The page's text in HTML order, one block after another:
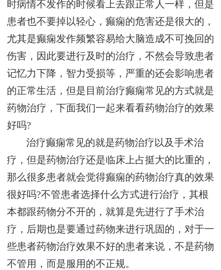
时病情不发作的时候看上去跟正常人一样，但是
患者也不要掉以轻心，癫痫的危害还是很大的，
尤其是癫痫发作频繁容易给大脑造成不可挽回的
伤害，因此要进行及时的治疗，不然会导致患者
记忆力下降，智力受损等，严重的还会影响患者
的正常生活，但是目前治疗癫痫常见的方式就是
药物治疗，下面我们一起来看看药物治疗的效果
好吗?
治疗癫痫常见的就是药物治疗以及手术治
疗，但是药物治疗还是临床上占挺大的比重的，
那么很多患者就会觉得癫痫的药物治疗真的效果
很好吗?不管患者选择什么方式进行治疗，其根
本都跟药物分不开的，就算是先进行了手术治
疗，后期也是要通过药物来进行巩固的，对于一
些患者药物治疗效果不好的患者来说，不是药物
不管用，而是服用的不正规。